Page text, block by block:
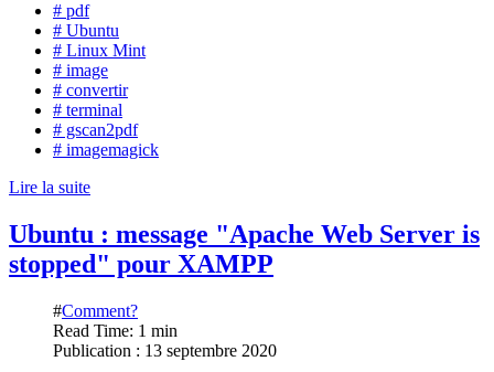
# pdf
# Ubuntu
# Linux Mint
# image
# convertir
# terminal
# gscan2pdf
# imagemagick
Lire la suite
Ubuntu : message "Apache Web Server is
stopped" pour XAMPP
#Comment?
Read Time: 1 min
Publication : 13 septembre 2020